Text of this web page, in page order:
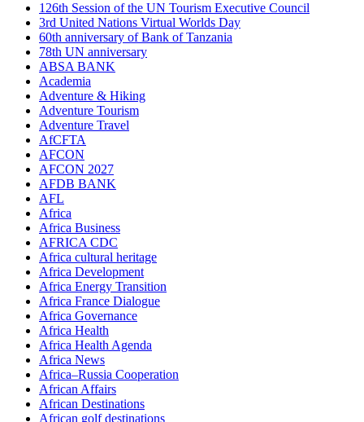
126th Session of the UN Tourism Executive Council
3rd United Nations Virtual Worlds Day
60th anniversary of Bank of Tanzania
78th UN anniversary
ABSA BANK
Academia
Adventure & Hiking
Adventure Tourism
Adventure Travel
AfCFTA
AFCON
AFCON 2027
AFDB BANK
AFL
Africa
Africa Business
AFRICA CDC
Africa cultural heritage
Africa Development
Africa Energy Transition
Africa France Dialogue
Africa Governance
Africa Health
Africa Health Agenda
Africa News
Africa–Russia Cooperation
African Affairs
African Destinations
African golf destinations